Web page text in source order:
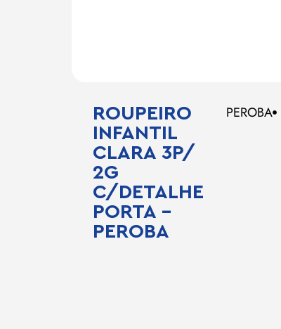
ROUPEIRO
INFANTIL
CLARA 3P/
2G
C/DETALHE
PORTA –
PEROBA
PEROBA